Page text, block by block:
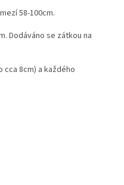
58-100cm.
Dodáváno se zátkou na
8cm) a každého